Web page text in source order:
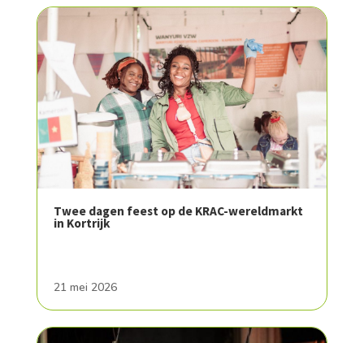
Twee dagen feest op de KRAC-wereldmarkt
in Kortrijk
21 mei 2026